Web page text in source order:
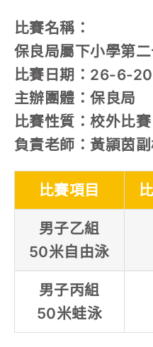
比賽名稱：
保良局屬下小學第
比賽日期：26-6-
主辦團體：保良局
比賽性質：校外比賽
負責老師：黃頴茵
比賽項目
男子乙組
50米自由泳
男子丙組
50米蛙泳